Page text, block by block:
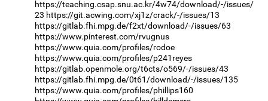
https://teaching.csap.snu.ac.kr/4w74/download/-/issues/
23 https://git.acwing.com/xj1z/crack/-/issues/13
https://gitlab.fhi.mpg.de/f2xt/download/-/issues/63
https://www.pinterest.com/rvugnus
https://www.quia.com/profiles/rodoe
https://www.quia.com/profiles/p241reyes
https://gitlab.openmole.org/t6cts/o569/-/issues/43
https://gitlab.fhi.mpg.de/0t61/download/-/issues/135
https://www.quia.com/profiles/phillips160